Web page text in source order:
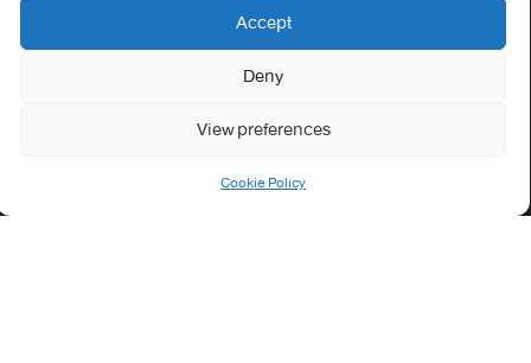
Accept
Deny
View preferences
Cookie Policy
contact@univ-tebessa.dz
الموقع الرسمي لجامعة العربي التبسي
تابعنا على موافع التواصل